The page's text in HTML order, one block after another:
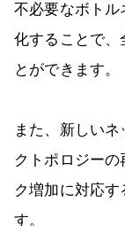
不必要なボト
化することで、
とができます。
また、新しい
クトポロジー
ク増加に対応
す。